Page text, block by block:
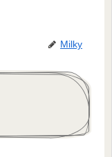
Milky